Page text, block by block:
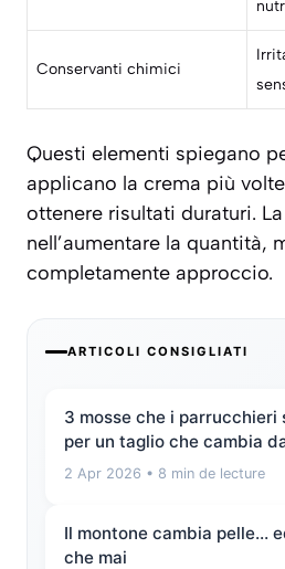
Conservanti chimici
Questi elementi spiegano
applicano la crema più
ottenere risultati duraturi.
nell’aumentare la quantità,
completamente approccio.
ARTICOLI CONSIGLIATI
3 mosse che i parrucchieri
per un taglio che cambia
2 Apr 2026 • 8 min de lecture
Il montone cambia pelle…
che mai